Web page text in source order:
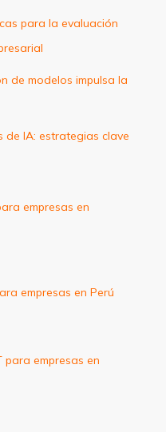
para la evaluación
de modelos impulsa la
de IA: estrategias clave
empresas en
empresas en Perú
para empresas en